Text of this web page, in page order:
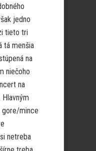
jedno
tieto tri
tá menšia
na
niečoho
na
Hlavným
gore/mince
netreba